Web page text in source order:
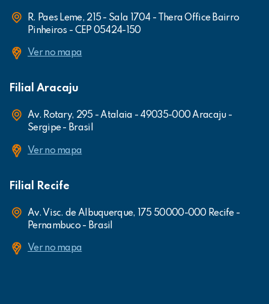
R. Paes Leme, 215 - Sala 1704 - Thera Office Bairro
Pinheiros - CEP 05424-150
Ver no mapa
Filial Aracaju
Av. Rotary, 295 - Atalaia - 49035-000 Aracaju -
Sergipe - Brasil
Ver no mapa
Filial Recife
Av. Visc. de Albuquerque, 175 50000-000 Recife -
Pernambuco - Brasil
Ver no mapa